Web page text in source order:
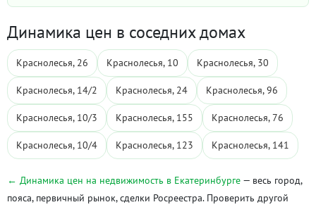
Динамика цен в соседних домах
Краснолесья, 26 Краснолесья, 10 Краснолесья, 30
Краснолесья, 14/2 Краснолесья, 24 Краснолесья, 96
Краснолесья, 10/3 Краснолесья, 155 Краснолесья, 76
Краснолесья, 10/4 Краснолесья, 123 Краснолесья, 141
← Динамика цен на недвижимость в Екатеринбурге — весь город,
пояса, первичный рынок, сделки Росреестра. Проверить другой